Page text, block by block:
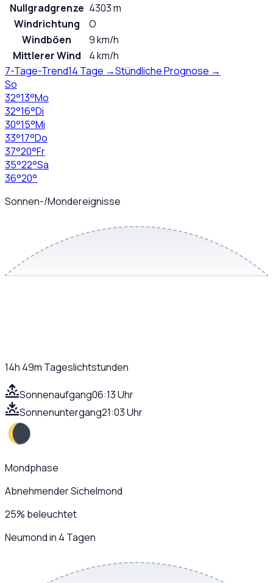
Nullgradgrenze 4303 m
Windrichtung
O
Windböen
9 km/h
Mittlerer Wind
4 km/h
7-Tage-Trend14 Tage →Stündliche Prognose →
So
32°13°Mo
32°16°Di
30°15°Mi
33°17°Do
37°20°Fr
35°22°Sa
36°20°
Sonnen-/Mondereignisse
14h 49m Tageslichtstunden
Sonnenaufgang06:13 Uhr
Sonnenuntergang21:03 Uhr
Mondphase
Abnehmender Sichelmond
25% beleuchtet
Neumond in 4 Tagen